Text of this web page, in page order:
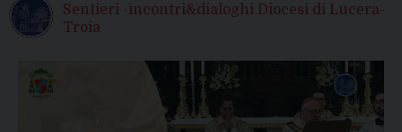
Sentieri -incontri&dialoghi Diocesi di Lucera-
Troia